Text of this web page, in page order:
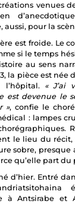
venues
aussi, pour la
est froide. Le
si le temps
au sens
la pièce est née
« J’ai
est devenue le
», confie le
: lampes
le lieu du
sobre, presque
qu’elle part
d’hier. Entré
à Antsirabe et